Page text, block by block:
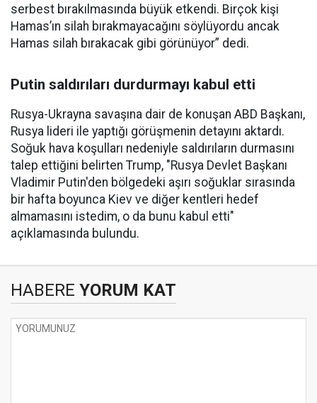
serbest bırakılmasında büyük etkendi. Birçok kişi
Hamas’ın silah bırakmayacağını söylüyordu ancak
Hamas silah bırakacak gibi görünüyor” dedi.
Putin saldırıları durdurmayı kabul etti
Rusya-Ukrayna savaşına dair de konuşan ABD Başkanı,
Rusya lideri ile yaptığı görüşmenin detayını aktardı.
Soğuk hava koşulları nedeniyle saldırıların durmasını
talep ettiğini belirten Trump, "Rusya Devlet Başkanı
Vladimir Putin'den bölgedeki aşırı soğuklar sırasında
bir hafta boyunca Kiev ve diğer kentleri hedef
almamasını istedim, o da bunu kabul etti"
açıklamasında bulundu.
HABERE YORUM KAT